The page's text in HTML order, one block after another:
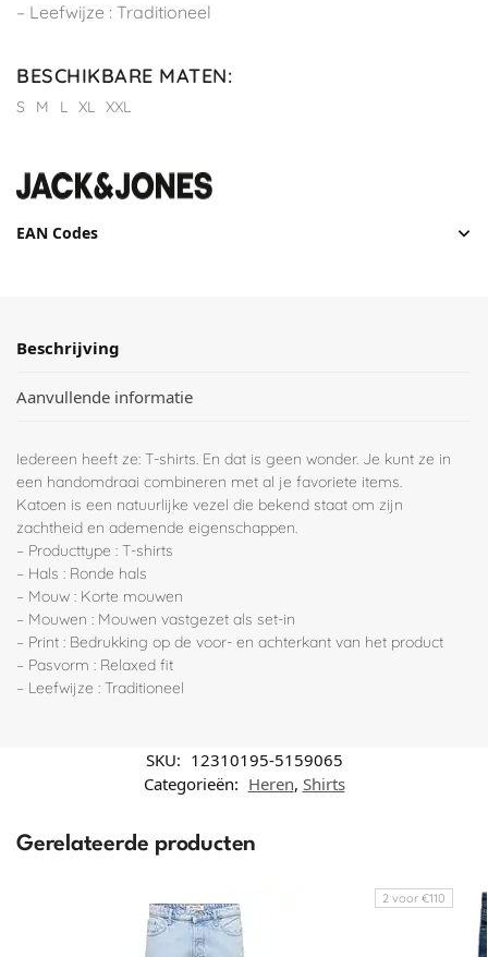
– Leefwijze : Traditioneel
BESCHIKBARE MATEN:
S M L XL XXL
EAN Codes
Beschrijving
Aanvullende informatie
Iedereen heeft ze: T-shirts. En dat is geen wonder. Je kunt ze in
een handomdraai combineren met al je favoriete items.
Katoen is een natuurlijke vezel die bekend staat om zijn
zachtheid en ademende eigenschappen.
– Producttype : T-shirts
– Hals : Ronde hals
– Mouw : Korte mouwen
– Mouwen : Mouwen vastgezet als set-in
– Print : Bedrukking op de voor- en achterkant van het product
– Pasvorm : Relaxed fit
– Leefwijze : Traditioneel
SKU: 12310195-5159065
Categorieën: Heren, Shirts
Gerelateerde producten
2 voor €110